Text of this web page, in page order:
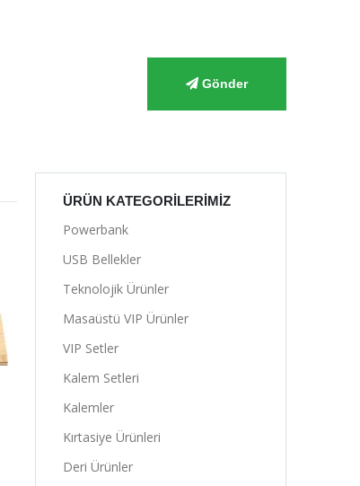
Gönder
ÜRÜN KATEGORILERIMIZ
Powerbank
USB Bellekler
Teknolojik Ürünler
Masaüstü VIP Ürünler
VIP Setler
Kalem Setleri
Kalemler
Kırtasiye Ürünleri
Deri Ürünler